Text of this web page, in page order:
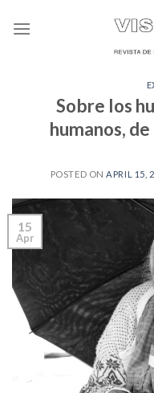
Sobre los
humanos,
POSTED ON APRIL 15,
15
Apr